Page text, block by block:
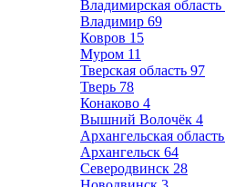
Владимирская область
Владимир 69
Ковров 15
Муром 11
Тверская область 97
Тверь 78
Конаково 4
Вышний Волочёк 4
Архангельская область
Архангельск 64
Северодвинск 28